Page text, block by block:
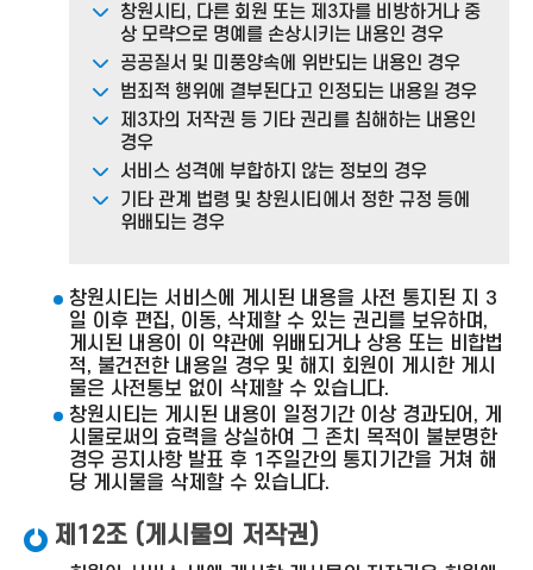
창원시티, 다른 회원 또는 제3자를 비방하거나 중
상 모략으로 명예를 손상시키는 내용인 경우
공공질서 및 미풍양속에 위반되는 내용인 경우
범죄적 행위에 결부된다고 인정되는 내용일 경우
제3자의 저작권 등 기타 권리를 침해하는 내용인
경우
서비스 성격에 부합하지 않는 정보의 경우
기타 관계 법령 및 창원시티에서 정한 규정 등에
위배되는 경우
창원시티는 서비스에 게시된 내용을 사전 통지된 지 3
일 이후 편집, 이동, 삭제할 수 있는 권리를 보유하며,
게시된 내용이 이 약관에 위배되거나 상용 또는 비합법
적, 불건전한 내용일 경우 및 해지 회원이 게시한 게시
물은 사전통보 없이 삭제할 수 있습니다.
창원시티는 게시된 내용이 일정기간 이상 경과되어, 게
시물로써의 효력을 상실하여 그 존치 목적이 불분명한
경우 공지사항 발표 후 1주일간의 통지기간을 거쳐 해
당 게시물을 삭제할 수 있습니다.
제12조 (게시물의 저작권)